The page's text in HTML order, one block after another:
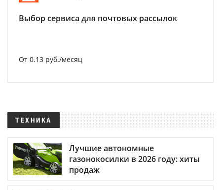
Выбор сервиса для почтовых рассылок
От 0.13 руб./месяц
ТЕХНИКА
Лучшие автономные
газонокосилки в 2026 году: хиты
продаж